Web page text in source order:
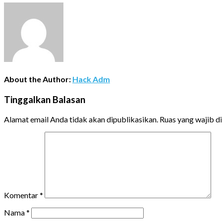
About the Author: Hack Adm
Tinggalkan Balasan
Alamat email Anda tidak akan dipublikasikan. Ruas yang wajib
Komentar*
Nama*